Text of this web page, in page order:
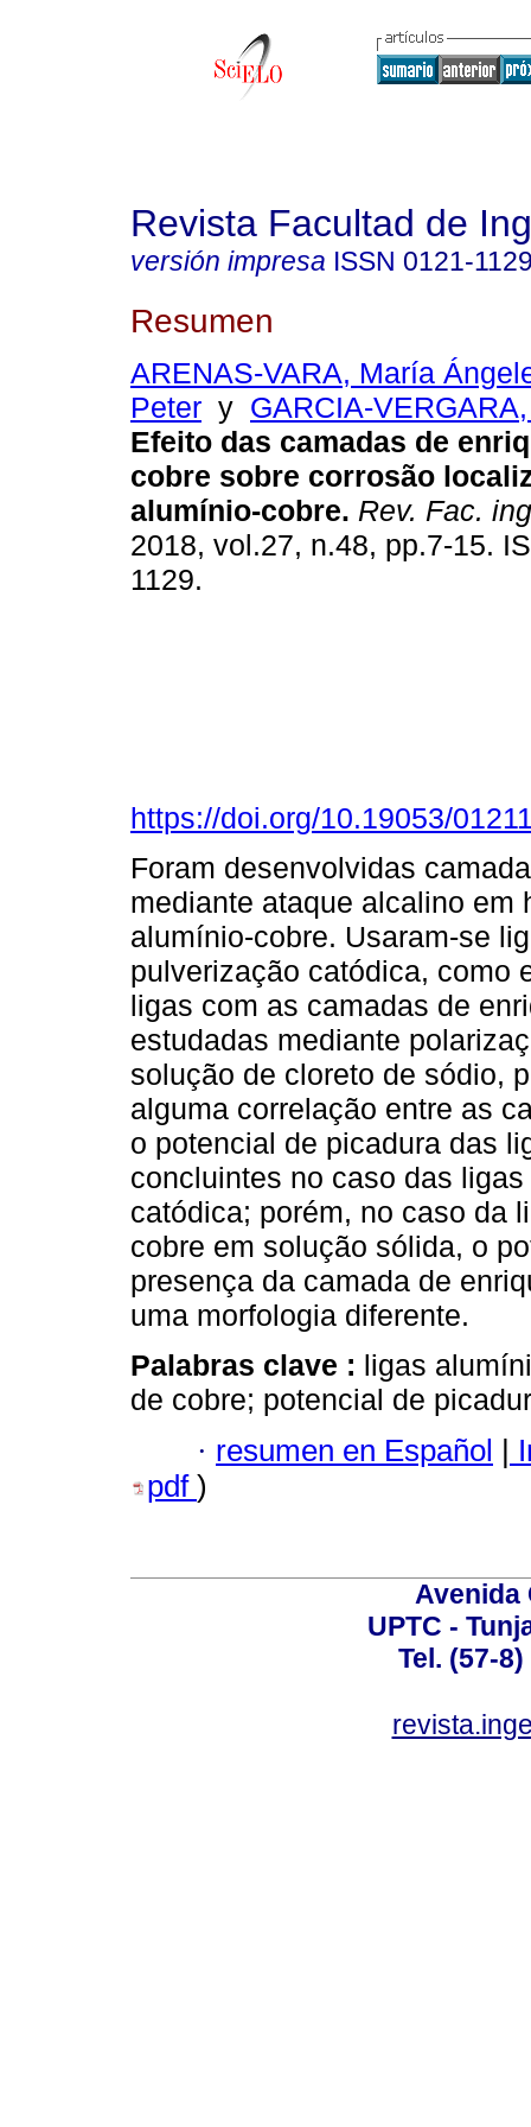
Revista Facultad de
versión impresa ISSN 0121-
Resumen
ARENAS-VARA, María
Peter y GARCIA-
Efeito das camadas de
cobre sobre corrosão
alumínio-cobre. Rev. Fac.
2018, vol.27, n.48, pp.7-15.
1129.
https://doi.org/10.19053/
Foram desenvolvidas
mediante ataque alcalino em
alumínio-cobre. Usaram-se
pulverização catódica, como
ligas com as camadas de
estudadas mediante
solução de cloreto de sódio,
alguma correlação entre as
o potencial de picadura das
concluintes no caso das
catódica; porém, no caso da
cobre em solução sólida, o
presença da camada de
uma morfologia diferente.
Palabras clave : ligas
de cobre; potencial de
· resumen en Español |
pdf )
Avenida
UPTC -
Tel. (57-